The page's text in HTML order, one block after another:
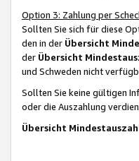
Option 3: Zahlung per
Sollten Sie sich für diese
den in der Übersicht
der Übersicht
und Schweden nicht
Sollten Sie keine gültigen
oder die Auszahlung
Übersicht